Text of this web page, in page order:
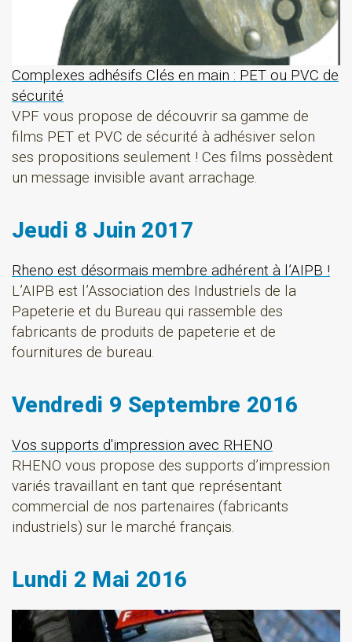
Complexes adhésifs Clés en main : PET ou PVC de
sécurité
VPF vous propose de découvrir sa gamme de
films PET et PVC de sécurité à adhésiver selon
ses propositions seulement ! Ces films possèdent
un message invisible avant arrachage.
Jeudi 8 Juin 2017
Rheno est désormais membre adhérent à l’AIPB !
L’AIPB est l’Association des Industriels de la
Papeterie et du Bureau qui rassemble des
fabricants de produits de papeterie et de
fournitures de bureau.
Vendredi 9 Septembre 2016
Vos supports d'impression avec RHENO
RHENO vous propose des supports d’impression
variés travaillant en tant que représentant
commercial de nos partenaires (fabricants
industriels) sur le marché français.
Lundi 2 Mai 2016